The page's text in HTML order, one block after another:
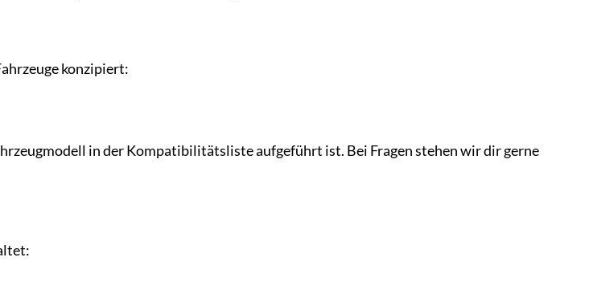
konzipiert:
in der Kompatibilitätsliste aufgeführt ist. Bei Fragen stehen wir dir gerne